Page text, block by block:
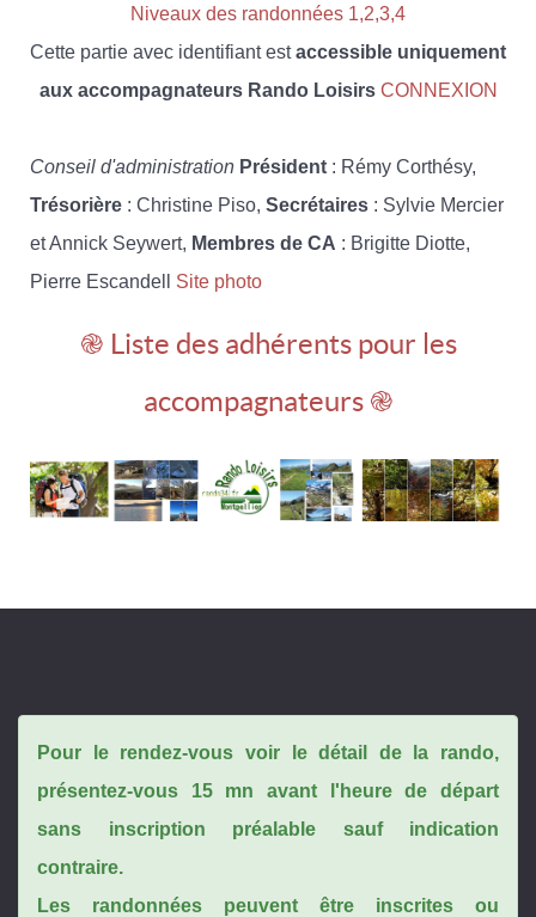
Niveaux des randonnées 1,2,3,4
Cette partie avec identifiant estaccessible uniquement
aux accompagnateurs Rando Loisirs CONNEXION
Conseil d'administration Président : Rémy Corthésy,
Trésorière : Christine Piso, Secrétaires : Sylvie Mercier
et Annick Seywert, Membres de CA : Brigitte Diotte,
Pierre Escandell Site photo
֎ Liste des adhérents pour les
accompagnateurs ֎
Pour le rendez-vous voir le détail de la rando,
présentez-vous 15 mn avant l'heure de départ
sans inscription préalable sauf indication
contraire.
Les randonnées peuvent être inscrites ou